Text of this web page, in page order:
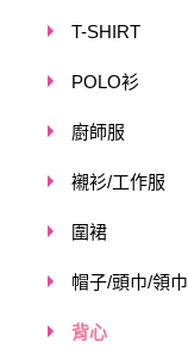
T-SHIRT
POLO衫
廚師服
襯衫/工作服
圍裙
帽子/頭巾/領巾
背心